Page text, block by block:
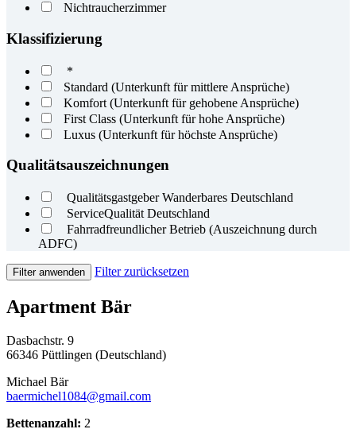
Nichtraucherzimmer
Klassifizierung
*
Standard (Unterkunft für mittlere Ansprüche)
Komfort (Unterkunft für gehobene Ansprüche)
First Class (Unterkunft für hohe Ansprüche)
Luxus (Unterkunft für höchste Ansprüche)
Qualitätsauszeichnungen
Qualitätsgastgeber Wanderbares Deutschland
ServiceQualität Deutschland
Fahrradfreundlicher Betrieb (Auszeichnung durch
ADFC)
Filter anwenden Filter zurücksetzen
Apartment Bär
Dasbachstr. 9
66346 Püttlingen (Deutschland)
Michael Bär
baermichel1084@gmail.com
Bettenanzahl: 2